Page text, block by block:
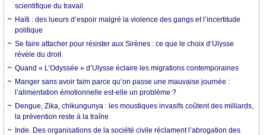
scientifique du travail
Haïti : des lueurs d’espoir malgré la violence des gangs et l’incertitude
politique
Se faire attacher pour résister aux Sirènes : ce que le choix d’Ulysse
révèle du droit
Quand « L’Odyssée » d’Ulysse éclaire les migrations contemporaines
Manger sans avoir faim parce qu’on passe une mauvaise journée :
l’alimentation émotionnelle est-elle un problème ?
Dengue, Zika, chikungunya : les moustiques invasifs coûtent des milliards,
la prévention reste à la traîne
Inde. Des organisations de la société civile réclament l’abrogation des